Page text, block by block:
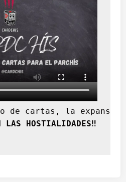
de cartas, la
LAS HOSTIALIDADES‼️